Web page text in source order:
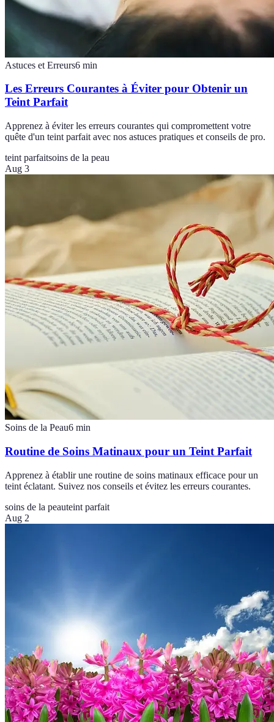
Astuces et Erreurs6 min
Les Erreurs Courantes à Éviter pour Obtenir un
Teint Parfait
Apprenez à éviter les erreurs courantes qui compromettent votre
quête d'un teint parfait avec nos astuces pratiques et conseils de pro.
teint parfaitsoins de la peau
Aug 3
Soins de la Peau6 min
Routine de Soins Matinaux pour un Teint Parfait
Apprenez à établir une routine de soins matinaux efficace pour un
teint éclatant. Suivez nos conseils et évitez les erreurs courantes.
soins de la peauteint parfait
Aug 2